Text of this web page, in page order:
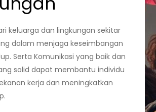
keluarga dan lingkungan sekitar
dalam menjaga keseimbangan
Serta Komunikasi yang baik dan
solid dapat membantu individu
kerja dan meningkatkan